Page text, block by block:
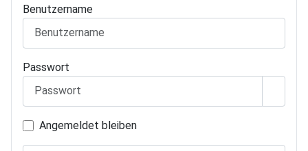
Benutzername
Passwort
Angemeldet bleiben